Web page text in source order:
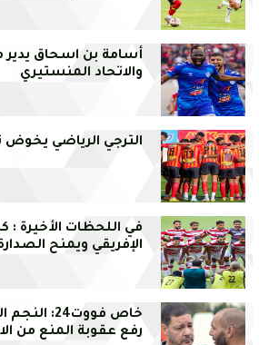
أسامة بن اسحاق يدير
والاتحاد المنستيري
الترجي الرياضي
في اللحظات الأخيرة :
الإفريقي ويمنح
خاص
رفع عقوبة المنع من